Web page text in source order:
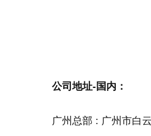
公司地址-国内：
广州总部 : 广州市白